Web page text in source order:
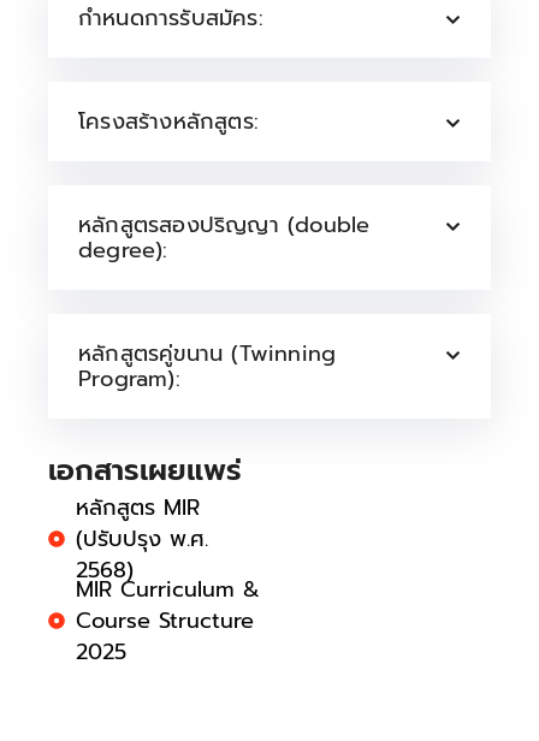
กำหนดการรับสมัคร:
โครงสร้างหลักสูตร:
หลักสูตรสองปริญญา (double
degree):
หลักสูตรคู่ขนาน (Twinning
Program):
เอกสารเผยแพร่
หลักสูตร MIR
(ปรับปรุง พ.ศ.
2568)
MIR Curriculum &
Course Structure
2025